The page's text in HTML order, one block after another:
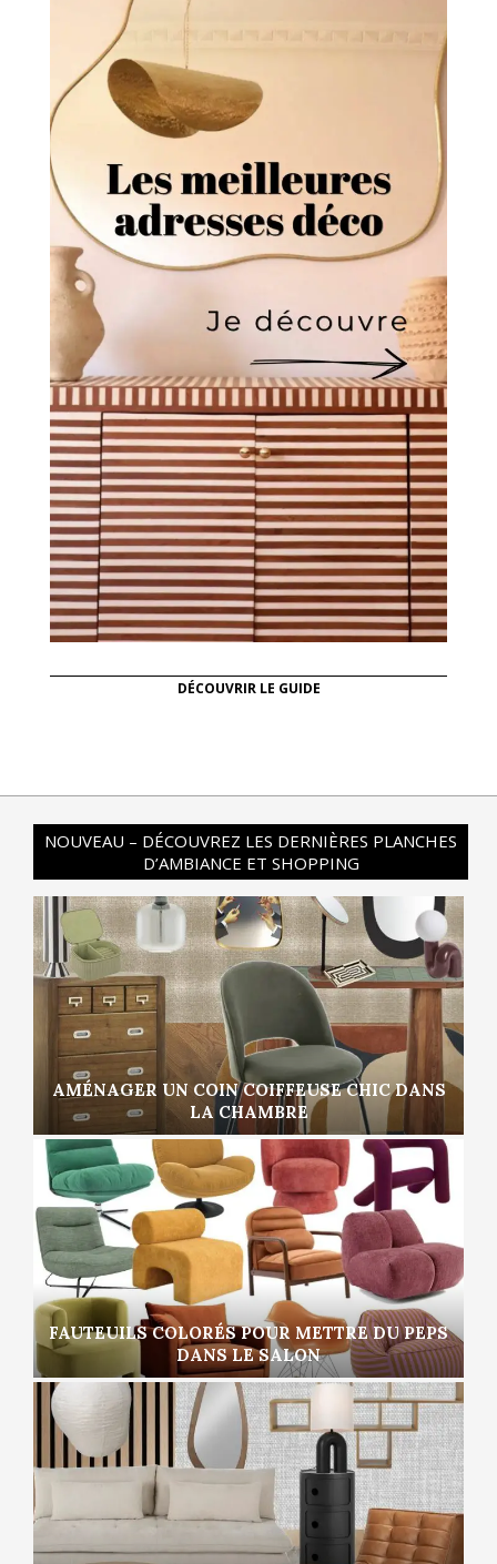
DÉCOUVRIR LE GUIDE
NOUVEAU – DÉCOUVREZ LES DERNIÈRES PLANCHES
D’AMBIANCE ET SHOPPING
AMÉNAGER UN COIN COIFFEUSE CHIC DANS
LA CHAMBRE
FAUTEUILS COLORÉS POUR METTRE DU PEPS
DANS LE SALON